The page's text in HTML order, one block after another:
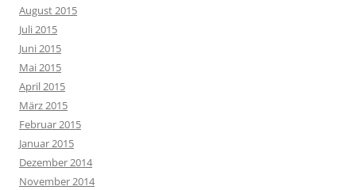
August 2015
Juli 2015
Juni 2015
Mai 2015
April 2015
März 2015
Februar 2015
Januar 2015
Dezember 2014
November 2014